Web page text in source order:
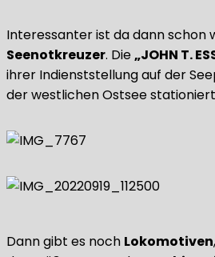
Interessanter ist da dann schon
Seenotkreuzer. Die„JOHN T.
ihrer Indienststellung auf der
der westlichen Ostsee
Dann gibt es noch Lokomotiven,